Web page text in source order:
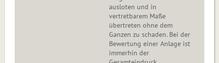
ausloten und in
vertretbarem Maße
übertreten ohne dem
Ganzen zu schaden. Bei der
Bewertung einer Anlage ist
immerhin der